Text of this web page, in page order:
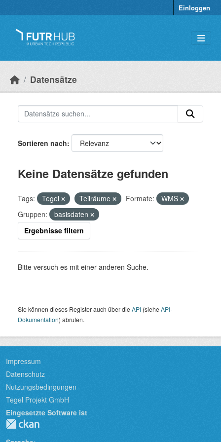
Einloggen
Datensätze
Sortieren nach
Keine Datensätze gefunden
Tags: Tegel Teilräume Formate:
WMS
Gruppen:
basisdaten
Ergebnisse filtern
Bitte versuch es mit einer anderen Suche.
Sie können dieses Register auch über dieAPI (sieheAPI-
Dokumentation) abrufen.
Impressum
Datenschutz
Nutzungsbedingungen
Tegel Projekt GmbH
Eingesetzte Software ist